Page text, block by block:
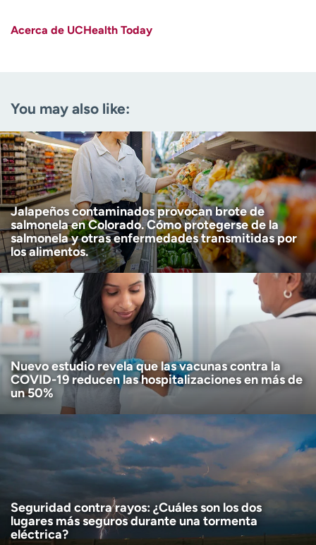
Age disclaimer (Required)
I am over 18
I want to receive health news in:
I want to receive health news in:
Acerca de UCHealth Today
You may also like:
Jalapeños contaminados provocan brote de
salmonela en Colorado. Cómo protegerse de la
salmonela y otras enfermedades transmitidas por
los alimentos.
Nuevo estudio revela que las vacunas contra la
COVID-19 reducen las hospitalizaciones en más de
un 50%
Seguridad contra rayos: ¿Cuáles son los dos
lugares más seguros durante una tormenta
eléctrica?